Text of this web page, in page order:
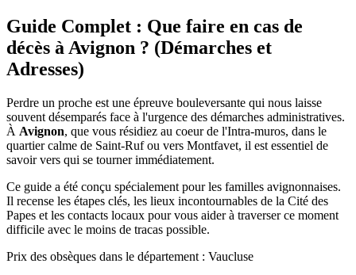
Guide Complet : Que faire en cas de
décès à Avignon ? (Démarches et
Adresses)
Perdre un proche est une épreuve bouleversante qui nous laisse
souvent désemparés face à l'urgence des démarches administratives.
À Avignon, que vous résidiez au coeur de l'Intra-muros, dans le
quartier calme de Saint-Ruf ou vers Montfavet, il est essentiel de
savoir vers qui se tourner immédiatement.
Ce guide a été conçu spécialement pour les familles avignonnaises.
Il recense les étapes clés, les lieux incontournables de la Cité des
Papes et les contacts locaux pour vous aider à traverser ce moment
difficile avec le moins de tracas possible.
Prix des obsèques dans le département : Vaucluse